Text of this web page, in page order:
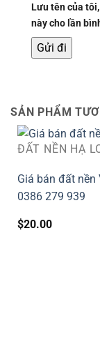
Lưu tên của
này cho lần
SẢN PHẨM
ĐẤT NỀN HẠ
Giá bán đất
0386 279 939
$20.00